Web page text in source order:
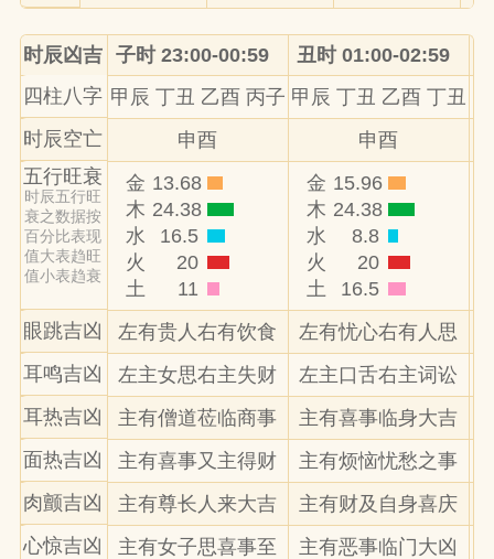
时辰凶吉 子时 23:00-00:59 丑时 01:00-02:59
四柱八字 甲辰 丁丑 乙酉 丙子 甲辰 丁丑 乙酉 丁丑
时辰空亡
申酉
申酉
五行旺衰
时辰五行旺
衰之数据按
百分比表现
值大表趋旺
值小表趋衰
金 13.68
木 24.38
水
16.5
火
20
土
11
金 15.96
木 24.38
水
8.8
火
20
土
16.5
眼跳吉凶
左有贵人右有饮食 左有忧心右有人思
耳鸣吉凶
左主女思右主失财 左主口舌右主词讼
耳热吉凶
主有僧道莅临商事 主有喜事临身大吉
面热吉凶
主有喜事又主得财 主有烦恼忧愁之事
肉颤吉凶
主有尊长人来大吉 主有财及自身喜庆
心惊吉凶
主有女子思喜事至 主有恶事临门大凶